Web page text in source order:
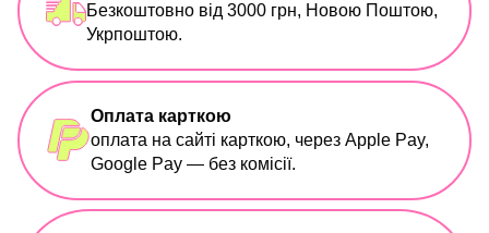
Безкоштовно від 3000 грн, Новою Поштою,
Укрпоштою.
Оплата карткою
оплата на сайті карткою, через Apple Pay,
Google Pay — без комісії.